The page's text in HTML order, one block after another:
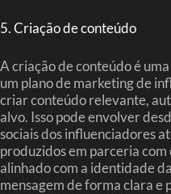
5. Criação de conteúdo
A criação de conteúdo é
um plano de marketing de
criar conteúdo relevante,
alvo. Isso pode envolver
sociais dos influenciadores
produzidos em parceria
alinhado com a identidade
mensagem de forma clara e